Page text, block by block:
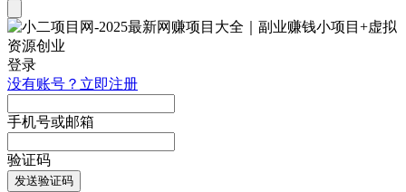
登录
没有账号？立即注册
手机号或邮箱
验证码
发送验证码